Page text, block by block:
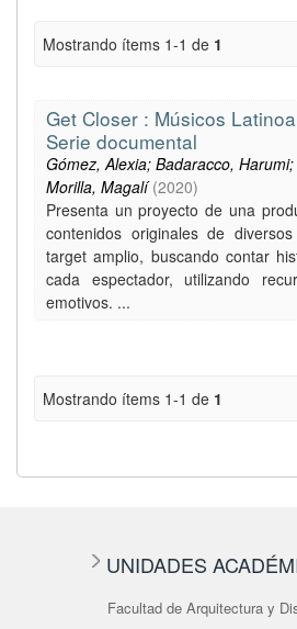
Mostrando ítems 1-1 de 1
Get Closer : Músicos
Serie documental
Gómez, Alexia; Badaracco,
Morilla, Magalí (2020)
Presenta un proyecto de una
contenidos originales de
target amplio, buscando contar
cada espectador, utilizando
emotivos. ...
Mostrando ítems 1-1 de 1
UNIDADES
Facultad de Arquitectura y